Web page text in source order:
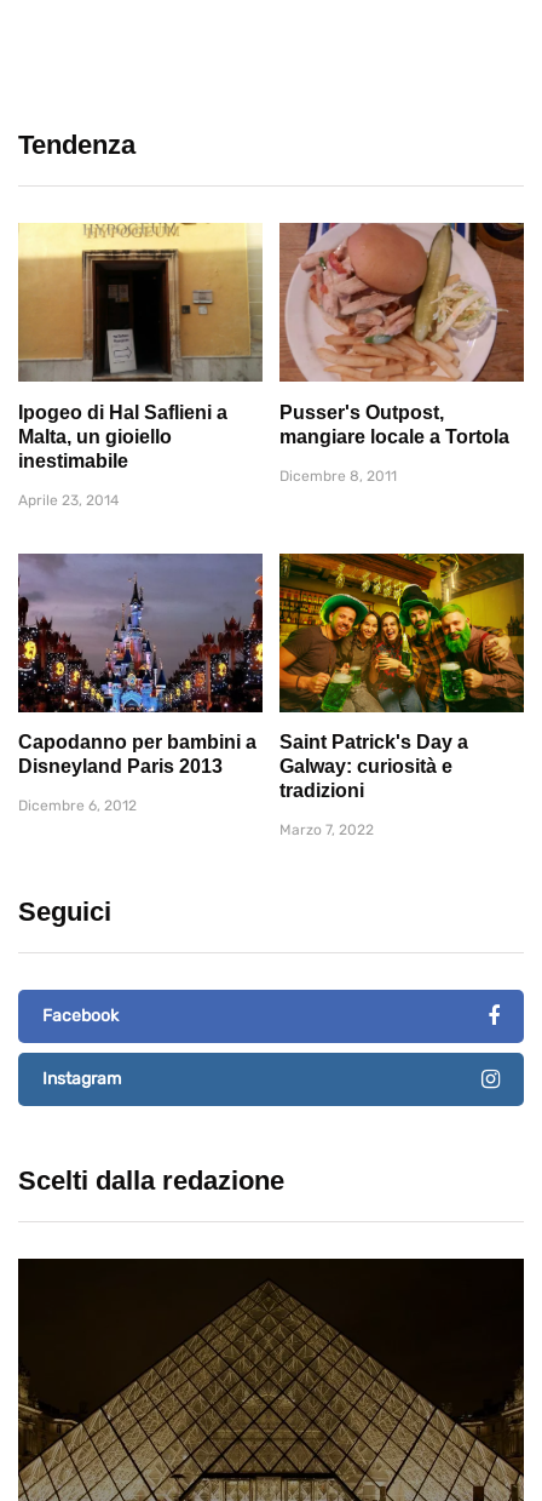
Tendenza
Ipogeo di Hal Saflieni a
Malta, un gioiello
inestimabile
Aprile 23, 2014
Pusser's Outpost,
mangiare locale a Tortola
Dicembre 8, 2011
Capodanno per bambini a
Disneyland Paris 2013
Dicembre 6, 2012
Saint Patrick's Day a
Galway: curiosità e
tradizioni
Marzo 7, 2022
Seguici
Facebook
Instagram
Scelti dalla redazione